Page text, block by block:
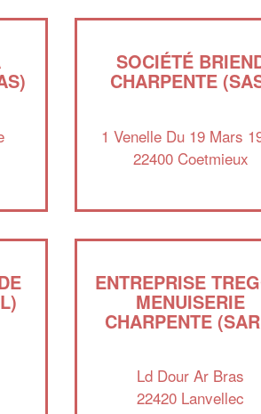
SOCIÉTÉ
CHARPENTE
1 Venelle Du 19 Mars
22400 Coetmieux
ENTREPRISE
MENUISERIE
CHARPENTE
Ld Dour Ar Bras
22420 Lanvellec
✕
Vous êtes
Augmentez votre
vosmargestout en